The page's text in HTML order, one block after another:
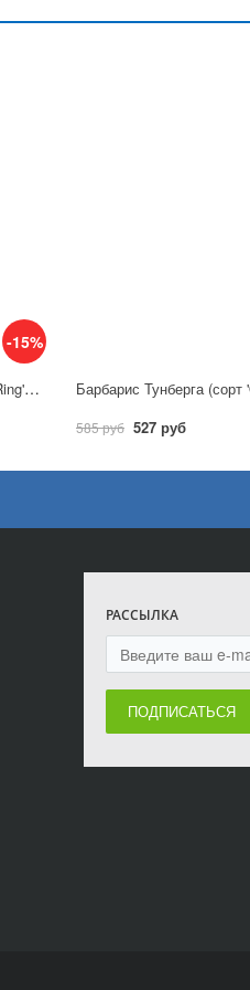
-15%
Барбарис Тунберга (сорт 'Golden Ring') C2
585 руб 527 руб
РАССЫЛКА
ПОДПИСАТЬСЯ